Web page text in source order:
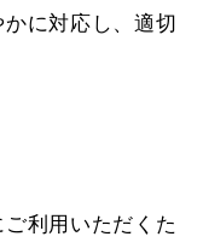
に対応し、適切
利用いただくた